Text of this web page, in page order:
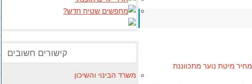
קישורים חשובים
משרד הבינוי והשיכון